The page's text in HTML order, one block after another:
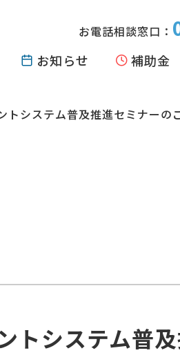
お電話相談窓口：
お知らせ 補助金
トシステム普及推進セミナーの
トシステム普